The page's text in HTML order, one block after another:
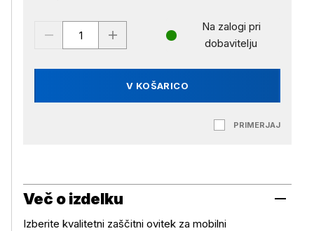
V KOŠARICO
Na zalogi pri
dobavitelju
PRIMERJAJ
Več o izdelku
Izberite kvalitetni zaščitni ovitek za mobilni